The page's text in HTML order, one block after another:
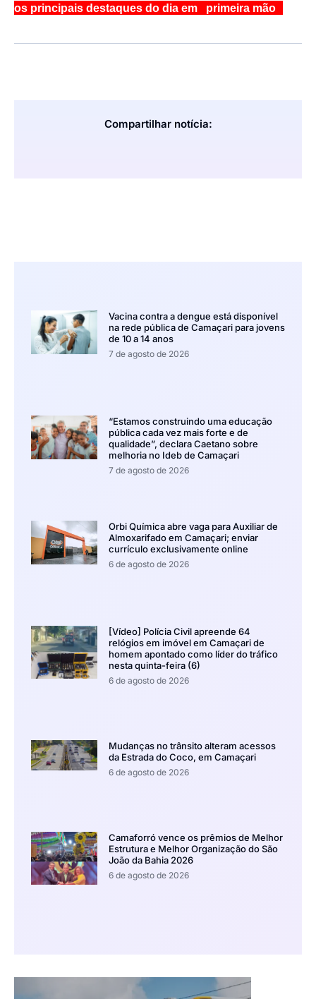
os principais destaques do dia em primeira mão
Compartilhar notícia:
Vacina contra a dengue está disponível
na rede pública de Camaçari para jovens
de 10 a 14 anos
7 de agosto de 2026
“Estamos construindo uma educação
pública cada vez mais forte e de
qualidade”, declara Caetano sobre
melhoria no Ideb de Camaçari
7 de agosto de 2026
Orbi Química abre vaga para Auxiliar de
Almoxarifado em Camaçari; enviar
currículo exclusivamente online
6 de agosto de 2026
[Vídeo] Polícia Civil apreende 64
relógios em imóvel em Camaçari de
homem apontado como líder do tráfico
nesta quinta-feira (6)
6 de agosto de 2026
Mudanças no trânsito alteram acessos
da Estrada do Coco, em Camaçari
6 de agosto de 2026
Camaforró vence os prêmios de Melhor
Estrutura e Melhor Organização do São
João da Bahia 2026
6 de agosto de 2026